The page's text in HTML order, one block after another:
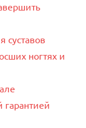
суставов
ногтях и